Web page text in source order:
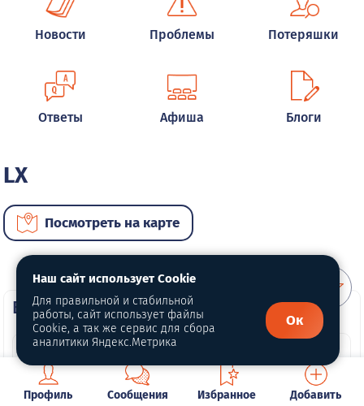
Новости Проблемы Потеряшки
Ответы Афиша Блоги
LX
Посмотреть на карте
ВИП автомобили
Профиль Сообщения Избранное Добавить
Наш сайт использует Cookie
Для правильной и стабильной
работы, сайт использует файлы
Cookie, а так же сервис для сбора
аналитики Яндекс.Метрика
Ок